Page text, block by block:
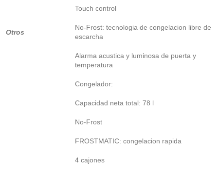
Otros
Touch control
No-Frost: tecnologia de congelacion libre de
escarcha
Alarma acustica y luminosa de puerta y
temperatura
Congelador:
Capacidad neta total: 78 l
No-Frost
FROSTMATIC: congelacion rapida
4 cajones